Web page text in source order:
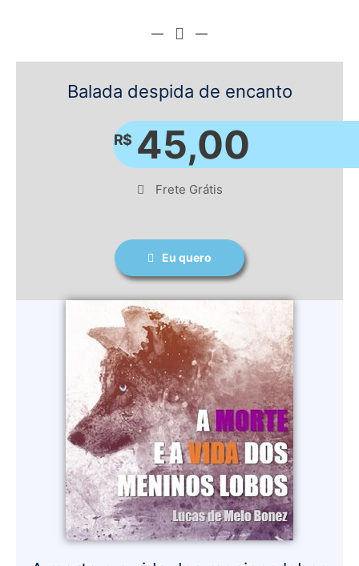
Balada despida de encanto​
R$ 45,00
Frete Grátis
Eu quero